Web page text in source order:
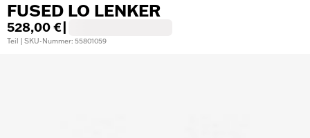
FUSED LO LENKER
528,00 €
Teil | SKU-Nummer: 55801059